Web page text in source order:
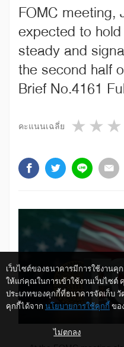
FOMC
expected to
steady and
the second half
Brief No.4161
คะแนนเฉลี่ย 2
1
เว็บไซต์ของธนาคารมีการใช้งานคุ
ให้แก่คุณในการเข้าใช้งานเว็บไซต์
ประเภทของคุกกี้ที่ธนาคารจัดเก็บ
คุกกี้ได้จาก นโยบายการใช้คุกกี้ ขอ
ไม่ตกลง